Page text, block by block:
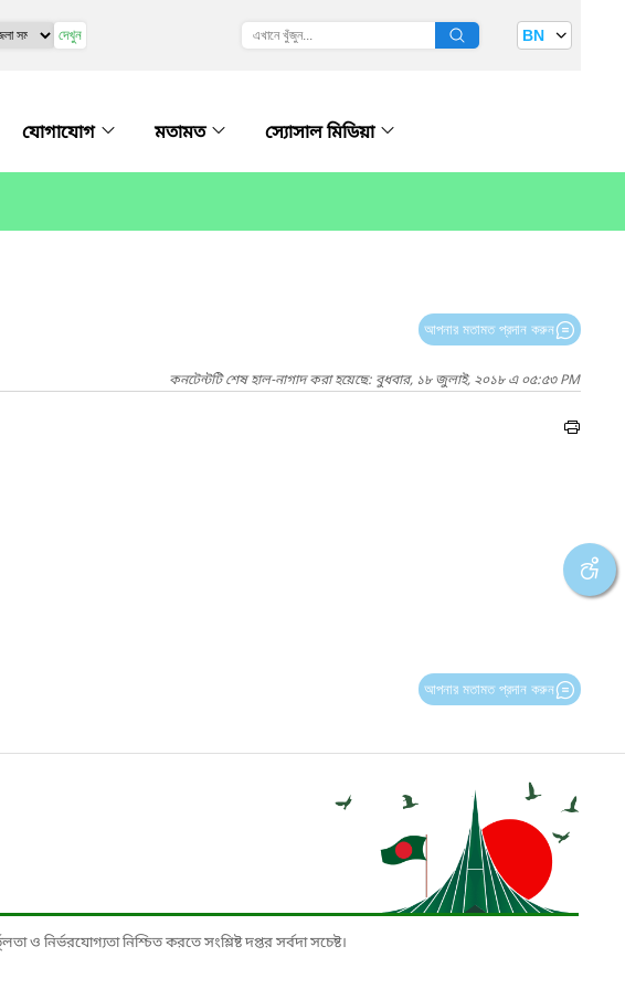
দেখুন BN
যোগাযোগ মতামত স্যোসাল মিডিয়া
আপনার মতামত প্রদান করুন
কনটেন্টটি শেষ হাল-নাগাদ করা হয়েছে: বুধবার, ১৮ জুলাই, ২০১৮ এ ০৫:৫৩ PM
আপনার মতামত প্রদান করুন
ও নির্ভরযোগ্যতা নিশ্চিত করতে সংশ্লিষ্ট দপ্তর সর্বদা সচেষ্ট।